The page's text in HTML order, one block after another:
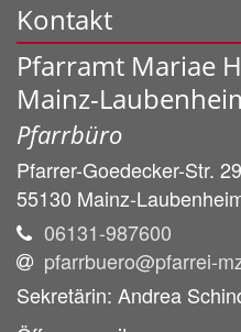
Kontakt
Pfarramt Mariae
Mainz-
Pfarrbüro
Pfarrer-Goedecker-Str. 29
55130 Mainz-
06131-987600
pfarrbuero@pfarrei-
Sekretärin: Andrea